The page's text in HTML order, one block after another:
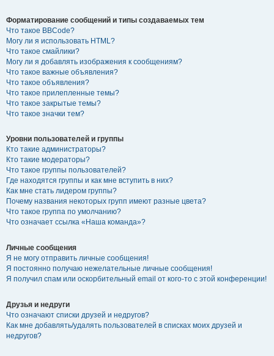
Форматирование сообщений и типы создаваемых тем
Что такое BBCode?
Могу ли я использовать HTML?
Что такое смайлики?
Могу ли я добавлять изображения к сообщениям?
Что такое важные объявления?
Что такое объявления?
Что такое прилепленные темы?
Что такое закрытые темы?
Что такое значки тем?
Уровни пользователей и группы
Кто такие администраторы?
Кто такие модераторы?
Что такое группы пользователей?
Где находятся группы и как мне вступить в них?
Как мне стать лидером группы?
Почему названия некоторых групп имеют разные цвета?
Что такое группа по умолчанию?
Что означает ссылка «Наша команда»?
Личные сообщения
Я не могу отправить личные сообщения!
Я постоянно получаю нежелательные личные сообщения!
Я получил спам или оскорбительный email от кого-то с этой конференции!
Друзья и недруги
Что означают списки друзей и недругов?
Как мне добавлять/удалять пользователей в списках моих друзей и
недругов?